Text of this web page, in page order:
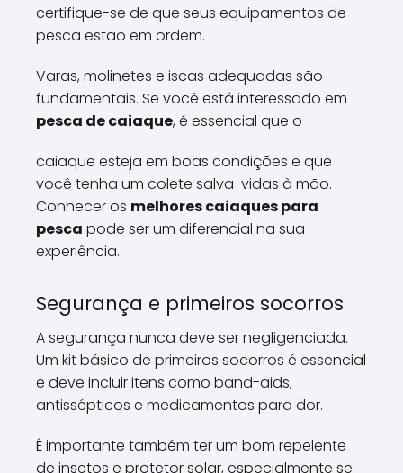
certifique-se de que seus equipamentos de
pesca estão em ordem.
Varas, molinetes e iscas adequadas são
fundamentais. Se você está interessado em
pesca de caiaque, é essencial que o
caiaque esteja em boas condições e que
você tenha um colete salva-vidas à mão.
Conhecer os melhores caiaques para
pesca pode ser um diferencial na sua
experiência.
Segurança e primeiros socorros
A segurança nunca deve ser negligenciada.
Um kit básico de primeiros socorros é essencial
e deve incluir itens como band-aids,
antissépticos e medicamentos para dor.
É importante também ter um bom repelente
de insetos e protetor solar, especialmente se